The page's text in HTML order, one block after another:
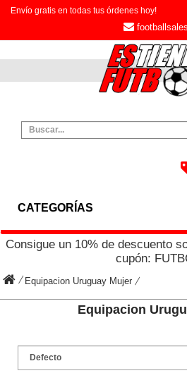
Envío gratis en todas tus órdenes hoy!
CATEGORÍAS
Consigue un 10% de descuento
cupón:
Equipacion Uruguay Mujer
Equipacion